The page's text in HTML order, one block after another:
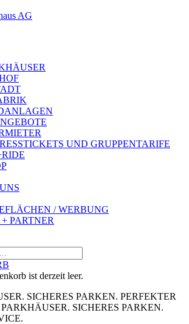
UND GRUPPENTARIFE
/ WERBUNG
PARTNER
ist derzeit leer.
SICHERES PARKEN. PERFEKTER
SICHERES PARKEN.